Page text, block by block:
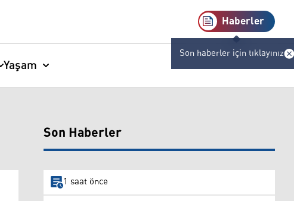
Haberler
Son haberler için tıklayınız
Yaşam
Son Haberler
1 saat önce